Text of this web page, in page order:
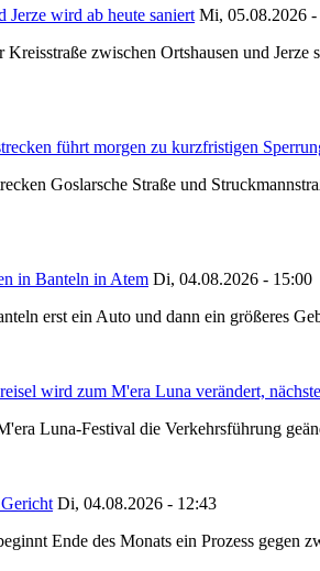
Jerze wird ab heute saniert Mi, 05.08.2026 -
Kreisstraße zwischen Ortshausen und
führt morgen zu kurzfristigen
Goslarsche Straße und
in Banteln in Atem Di, 04.08.2026 - 15:00
erst ein Auto und dann ein größeres
wird zum M'era Luna verändert,
Luna-Festival die Verkehrsführung
Di, 04.08.2026 - 12:43
Ende des Monats ein Prozess gegen